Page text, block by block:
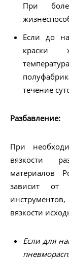
При
Если до
краски
течение
Разбавление:
При
вязкости
материалов
зависит от
вязкости
Если для